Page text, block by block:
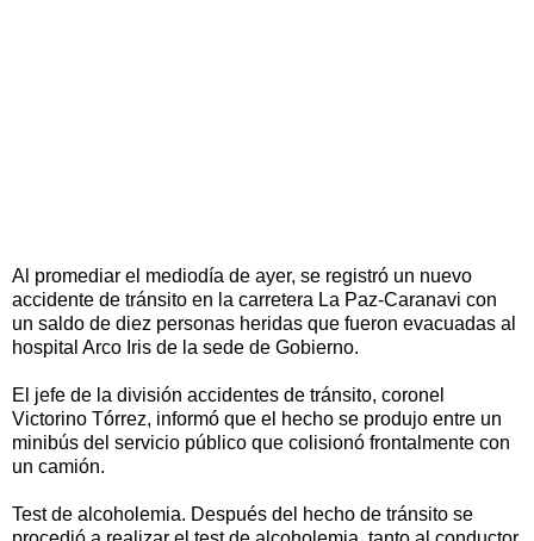
Al promediar el mediodía de ayer, se registró un nuevo
accidente de tránsito en la carretera La Paz-Caranavi con
un saldo de diez personas heridas que fueron evacuadas al
hospital Arco Iris de la sede de Gobierno.
El jefe de la división accidentes de tránsito, coronel
Victorino Tórrez, informó que el hecho se produjo entre un
minibús del servicio público que colisionó frontalmente con
un camión.
Test de alcoholemia. Después del hecho de tránsito se